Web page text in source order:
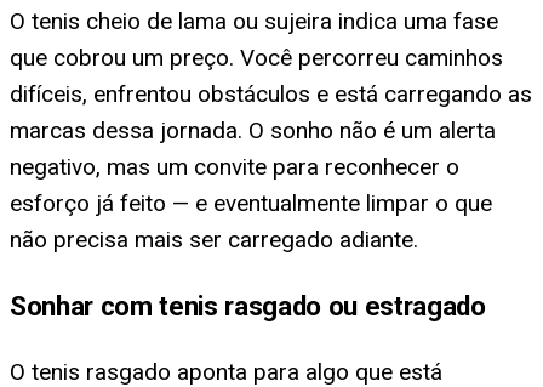
O tenis cheio de lama ou sujeira indica uma fase
que cobrou um preço. Você percorreu caminhos
difíceis, enfrentou obstáculos e está carregando as
marcas dessa jornada. O sonho não é um alerta
negativo, mas um convite para reconhecer o
esforço já feito — e eventualmente limpar o que
não precisa mais ser carregado adiante.
Sonhar com tenis rasgado ou estragado
O tenis rasgado aponta para algo que está